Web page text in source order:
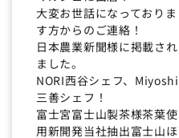
大変お世話になっておりま
す方からのご連絡！
日本農業新聞様に掲載され
ました。
NORI西谷シェフ、Miyoshi
三善シェフ！
富士宮富士山製茶様茶葉使
用新開発当社抽出富士山ほ